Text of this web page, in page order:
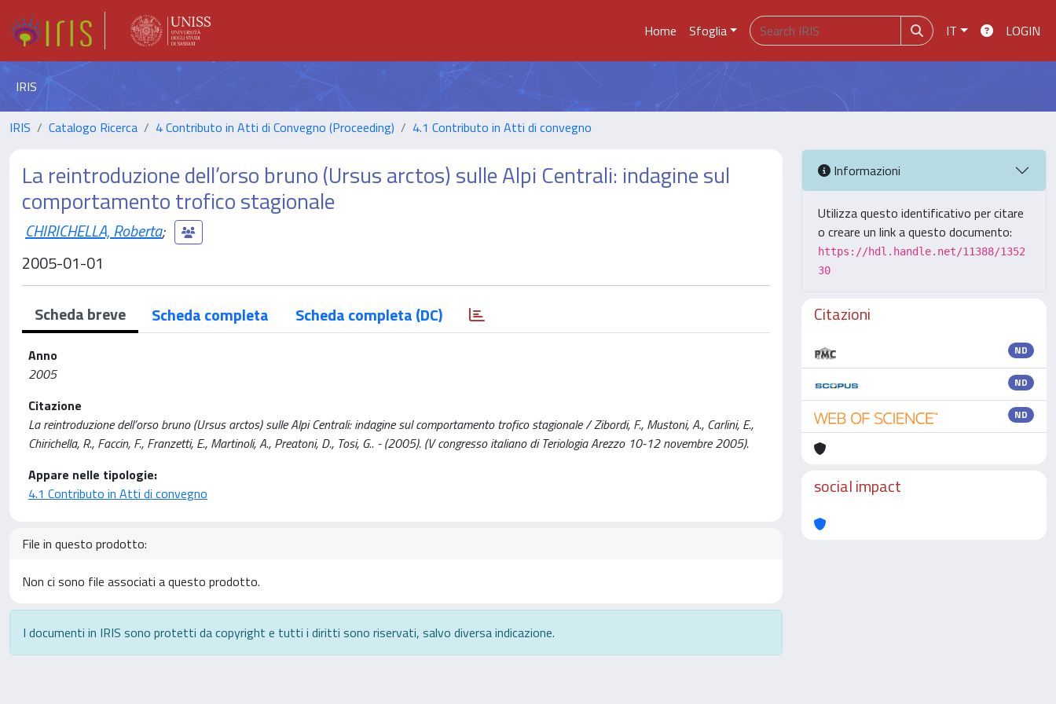
Home Sfoglia IT LOGIN
IRIS
IRIS Catalogo Ricerca 4 Contributo in Atti di Convegno (Proceeding) 4.1 Contributo in Atti di convegno
La reintroduzione dell’orso bruno (Ursus arctos) sulle Alpi Centrali: indagine sul
comportamento trofico stagionale
CHIRICHELLA, Roberta;
2005-01-01
Scheda breve Scheda completa Scheda completa (DC)
Anno
2005
Citazione
La reintroduzione dell’orso bruno (Ursus arctos) sulle Alpi Centrali: indagine sul comportamento trofico stagionale / Zibordi, F., Mustoni, A., Carlini, E.,
Chirichella, R., Faccin, F., Franzetti, E., Martinoli, A., Preatoni, D., Tosi, G.. - (2005). (V congresso italiano di Teriologia Arezzo 10-12 novembre 2005).
Appare nelle tipologie:
4.1 Contributo in Atti di convegno
File in questo prodotto:
Non ci sono file associati a questo prodotto.
I documenti in IRIS sono protetti da copyright e tutti i diritti sono riservati, salvo diversa indicazione.
Informazioni
Utilizza questo identificativo per citare
o creare un link a questo documento:
https://hdl.handle.net/11388/1352
30
Citazioni
ND
ND
ND
social impact